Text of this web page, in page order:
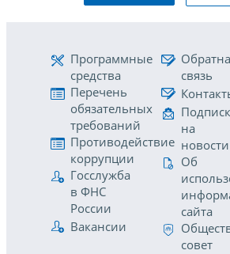
Программные
средства
Перечень
обязательных
требований
Противодействие
коррупции
Госслужба
в ФНС
России
Вакансии
связь
на
новости
Об
сайта
совет